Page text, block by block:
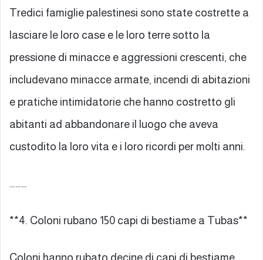
Tredici famiglie palestinesi sono state costrette a
lasciare le loro case e le loro terre sotto la
pressione di minacce e aggressioni crescenti, che
includevano minacce armate, incendi di abitazioni
e pratiche intimidatorie che hanno costretto gli
abitanti ad abbandonare il luogo che aveva
custodito la loro vita e i loro ricordi per molti anni.
………
**4. Coloni rubano 150 capi di bestiame a Tubas**
Coloni hanno rubato decine di capi di bestiame